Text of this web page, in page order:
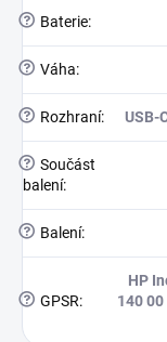
? Baterie:
? Váha:
? Rozhraní: USB-
? Součást
balení:
? Balení:
? GPSR:
HP
140